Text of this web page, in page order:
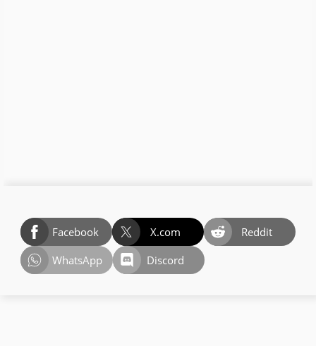
Facebook X.com
Reddit
WhatsApp
Discord